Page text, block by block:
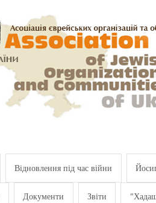
Відновлення під час війни
Документи Звіти